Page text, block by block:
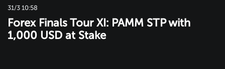
31/3 10:58
Forex Finals Tour XI: PAMM STP with
1,000 USD at Stake